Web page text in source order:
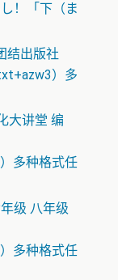
！「下（ま
结出版社
）多
大讲堂 编
多种格式任
级 八年级
多种格式任